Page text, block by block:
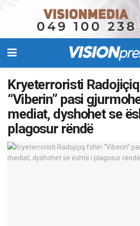
Kryeterroristi
“Viberin” pasi
mediat, dyshohet se
plagosur rëndë